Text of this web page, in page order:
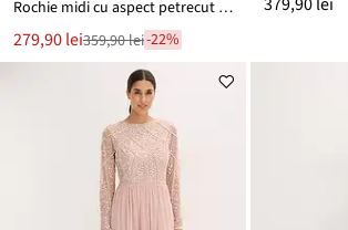
Rochie midi cu aspect petrecut și inserție plisată
Noul
preț
279,90 lei
Reducere359,90 lei-22%